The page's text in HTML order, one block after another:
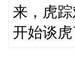
来，虎
开始谈虎